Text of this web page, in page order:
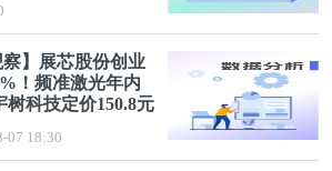
察】展芯股份创业
！频准激光年内
科技定价150.8元
07 18:30